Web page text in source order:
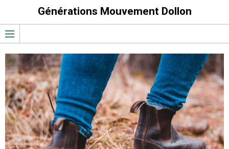
Générations Mouvement Dollon